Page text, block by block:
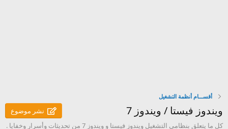
أقســـام أنظمة التشغيل
ويندوز فيستا / ويندوز 7
نشر موضوع
كل ما يتعلق بنظامي التشغيل ويندوز فيستا و ويندوز 7 من تحديثات وأسرار وخفايا .